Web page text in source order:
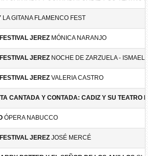
LA GITANA FLAMENCO FEST
JEREZ MÓNICA NARANJO
JEREZ NOCHE DE ZARZUELA -
JEREZ VALERIA CASTRO
CANTADA Y CONTADA: CADIZ Y SU TEATRO
ÓPERA NABUCCO
JEREZ JOSÉ MERCÉ